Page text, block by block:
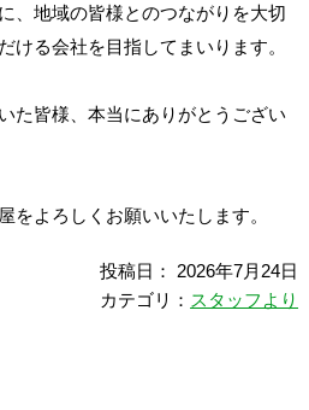
、地域の皆様とのつながりを大切
ける会社を目指してまいります。
た皆様、本当にありがとうござい
をよろしくお願いいたします。
投稿日： 2026年7月24日
カテゴリ： スタッフより